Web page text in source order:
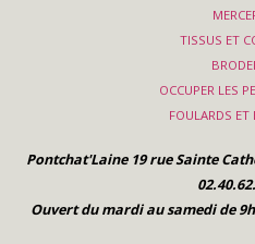
TISSUS ET
OCCUPER LES
FOULARDS ET
Pontchat'Laine 19 rue Sainte
Ouvert du mardi au samedi de